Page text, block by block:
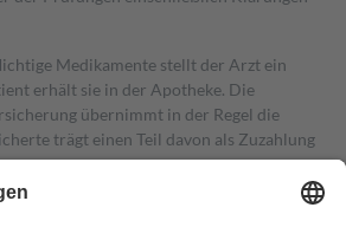
Medikamente stellt der Arzt ein
erhält sie in der Apotheke. Die
übernimmt in der Regel die
trägt einen Teil davon als Zuzahlung
Zuzahlungen in Höhe von zehn